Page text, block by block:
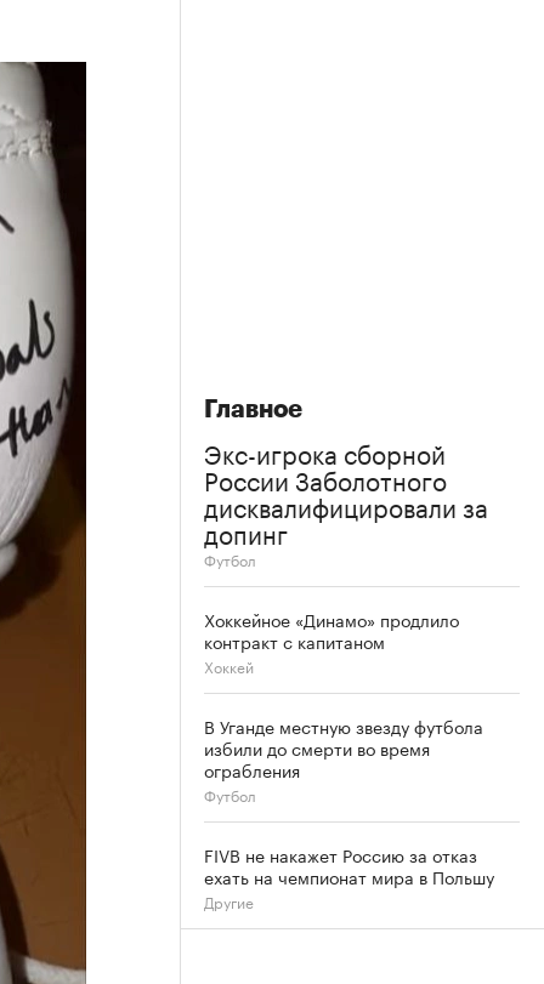
Главное
Экс-игрока сборной
России Заболотного
дисквалифицировали за
допинг
Футбол
Хоккейное «Динамо» продлило
контракт с капитаном
Хоккей
В Уганде местную звезду футбола
избили до смерти во время
ограбления
Футбол
FIVB не накажет Россию за отказ
ехать на чемпионат мира в Польшу
Другие